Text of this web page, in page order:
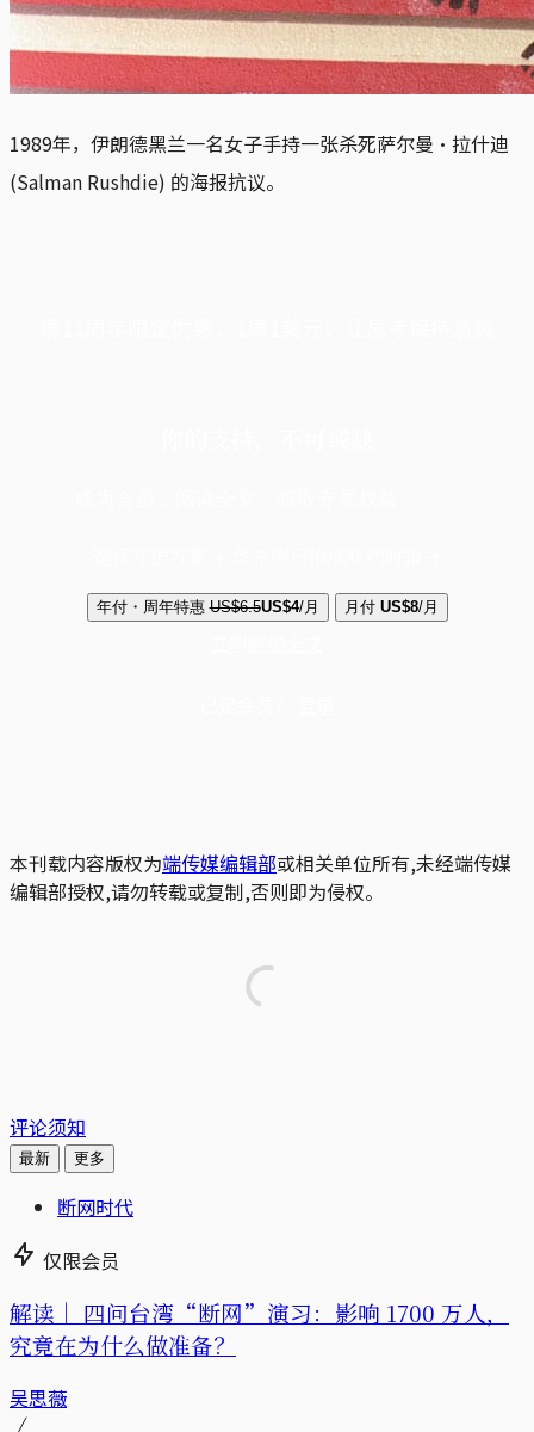
1989年，伊朗德黑兰一名女子手持一张杀死萨尔曼·拉什迪
(Salman Rushdie) 的海报抗议。
年付・周年特惠 US$6.5US$4/月 月付 US$8/月
本刊载内容版权为端传媒编辑部或相关单位所有,未经端传媒
编辑部授权,请勿转载或复制,否则即为侵权。
评论须知
最新 更多
断网时代
仅限会员
解读｜ 四问台湾“断网”演习：影响 1700 万人，
究竟在为什么做准备？
吴思薇